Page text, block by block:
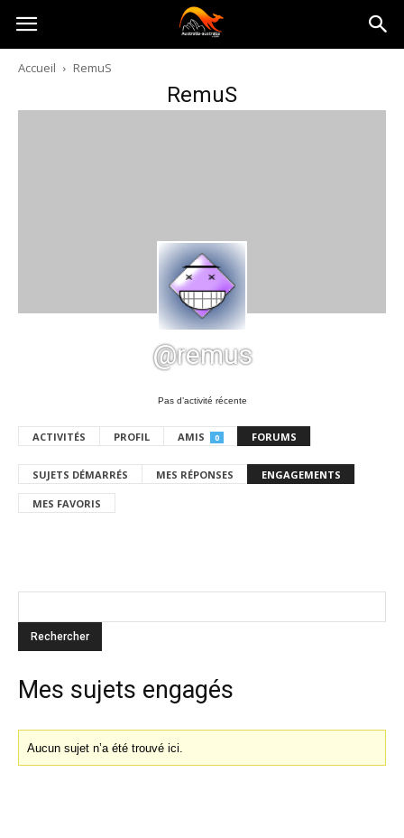
Australia-
australie.com
Accueil RemuS
RemuS
@remus
Pas d’activité récente
ACTIVITÉS PROFIL AMIS 0 FORUMS
SUJETS DÉMARRÉS MES RÉPONSES ENGAGEMENTS
MES FAVORIS
Mes sujets engagés
Aucun sujet n’a été trouvé ici.